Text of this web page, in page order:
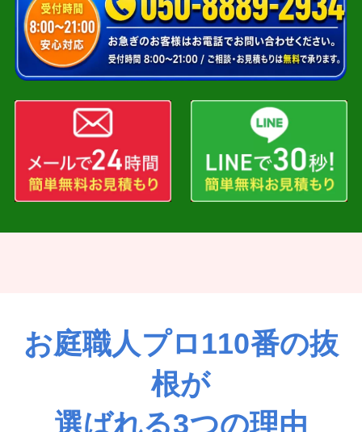
お庭職人プロ110番の抜
根が
選ばれる3つの理由